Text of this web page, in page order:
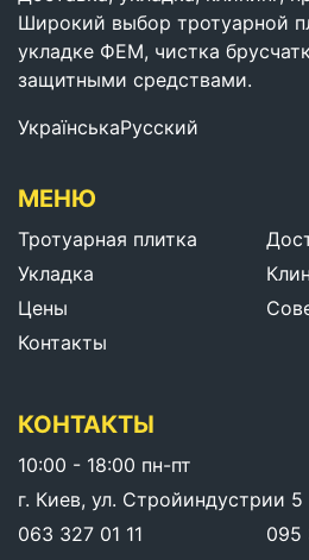
Широкий выбор тротуарной
укладке ФЕМ, чистка
защитными средствами.
УкраїнськаРусский
МЕНЮ
Тротуарная плитка
Укладка
Цены
Контакты
КОНТАКТЫ
10:00 - 18:00 пн-пт
г. Киев, ул. Стройиндустрии 5
063 327 01 11
095